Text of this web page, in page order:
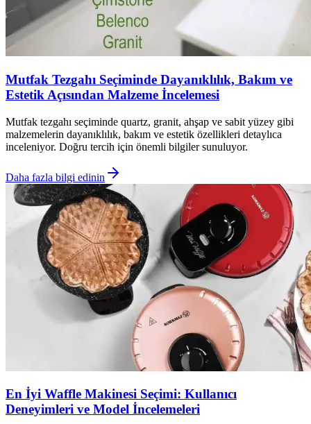
Mutfak Tezgahı Seçiminde Dayanıklılık, Bakım ve
Estetik Açısından Malzeme İncelemesi
Mutfak tezgahı seçiminde quartz, granit, ahşap ve sabit yüzey gibi
malzemelerin dayanıklılık, bakım ve estetik özellikleri detaylıca
inceleniyor. Doğru tercih için önemli bilgiler sunuluyor.
Daha fazla bilgi edinin
En İyi Waffle Makinesi Seçimi: Kullanıcı
Deneyimleri ve Model İncelemeleri